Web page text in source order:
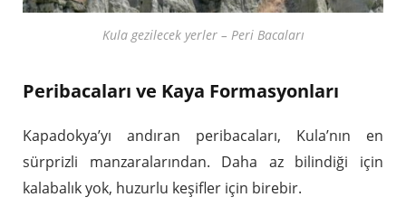
Kula gezilecek yerler – Peri Bacaları
Peribacaları ve Kaya Formasyonları
Kapadokya’yı andıran peribacaları, Kula’nın en
sürprizli manzaralarından. Daha az bilindiği için
kalabalık yok, huzurlu keşifler için birebir.